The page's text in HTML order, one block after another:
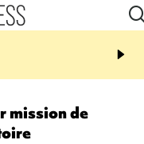
10:33
l’enfance - une
mission de